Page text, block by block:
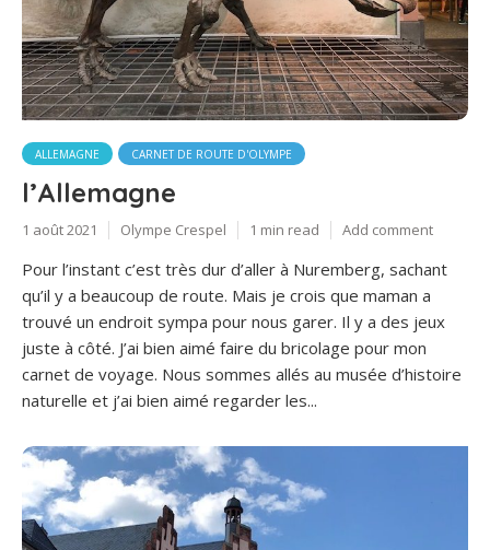
ALLEMAGNE CARNET DE ROUTE D'OLYMPE
l’Allemagne
1 août 2021 Olympe Crespel 1 min read Add comment
Pour l’instant c’est très dur d’aller à Nuremberg, sachant
qu’il y a beaucoup de route. Mais je crois que maman a
trouvé un endroit sympa pour nous garer. Il y a des jeux
juste à côté. J’ai bien aimé faire du bricolage pour mon
carnet de voyage. Nous sommes allés au musée d’histoire
naturelle et j’ai bien aimé regarder les...